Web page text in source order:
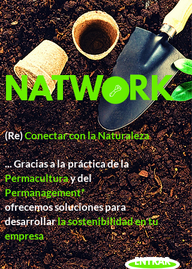
NATW RK
(Re)Conectar con la Naturaleza
... Gracias a lapráctica de la
Permaculturay del
Permanagement*
ofrecemos soluciones para
desarrollarla sostenibilidad en tu
empresa​
ENTRAR